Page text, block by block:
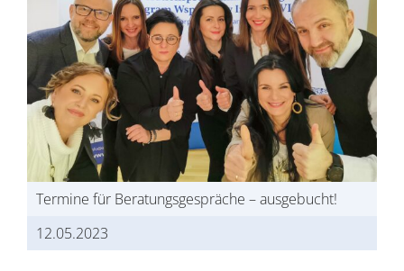
Termine für Beratungsgespräche – ausgebucht!
12.05.2023